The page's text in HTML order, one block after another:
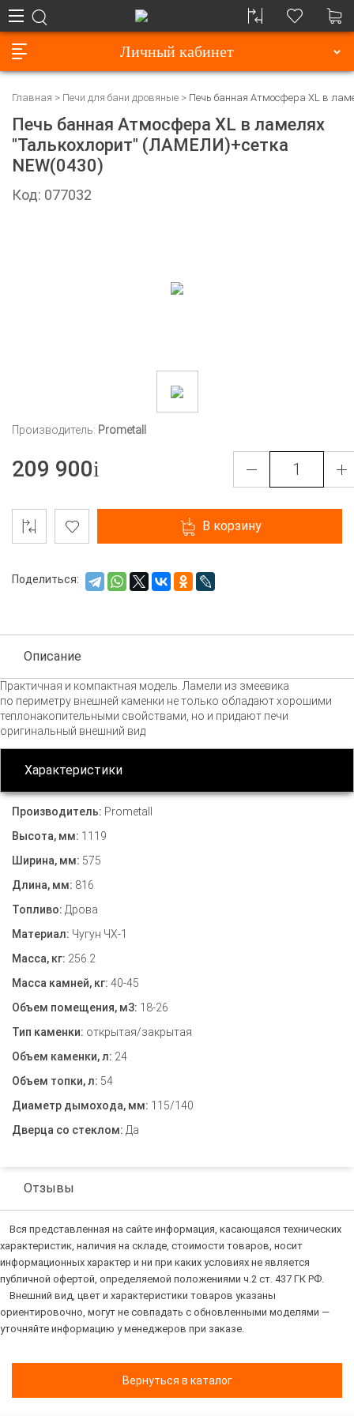
Личный кабинет
Главная Печи для бани дровяные Печь банная Атмосфера XL в
Печь банная Атмосфера XL в ламелях
"Талькохлорит" (ЛАМЕЛИ)+сетка
NEW(0430)
Код: 077032
Производитель: Prometall
209 900
В корзину
Поделиться:
Описание
Практичная и компактная модель. Ламели из змеевика
по периметру внешней каменки не только обладают хорошими
теплонакопительными свойствами, но и придают печи
оригинальный внешний вид
Характеристики
Производитель: Prometall
Высота, мм: 1119
Ширина, мм: 575
Длина, мм: 816
Топливо: Дрова
Материал: Чугун ЧХ-1
Масса, кг: 256.2
Масса камней, кг: 40-45
Объем помещения, м3: 18-26
Тип каменки: открытая/закрытая
Объем каменки, л: 24
Объем топки, л: 54
Диаметр дымохода, мм: 115/140
Дверца со стеклом: Да
Отзывы
Вся представленная на сайте информация, касающаяся технических
характеристик, наличия на складе, стоимости товаров, носит
информационных характер и ни при каких условиях не является
публичной офертой, определяемой положениями ч.2 ст. 437 ГК РФ.
Внешний вид, цвет и характеристики товаров указаны
ориентировочно, могут не совпадать с обновленными моделями —
уточняйте информацию у менеджеров при заказе.
Вернуться в каталог